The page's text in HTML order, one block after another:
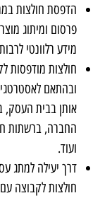
הדפסת חולצות
פרסום ומיתוג
מידע רלוונטי
חולצות מודפסות
ובהתאם
אותן בבית העסק,
החברה, ברשתות
ועוד.
דרך יעילה למתג
חולצות לקבוצה